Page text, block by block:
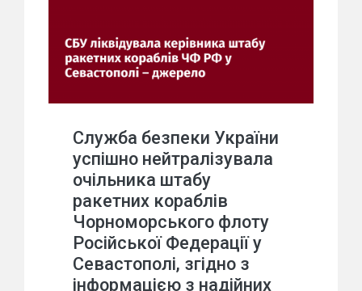
Служба безпеки України
успішно нейтралізувала
очільника штабу
ракетних кораблів
Чорноморського флоту
Російської Федерації у
Севастополі, згідно з
інформацією з надійних